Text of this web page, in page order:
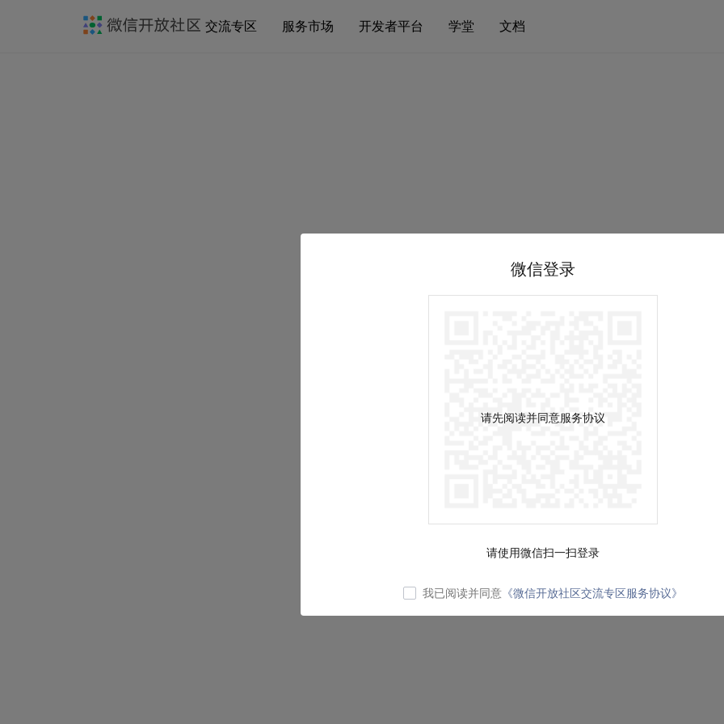
交流专区 服务市场 开发者平台 学堂 文档
微信登录
请先阅读并同意服务协议
请使用微信扫一扫登录
我已阅读并同意 《微信开放社区交流专区服务协议》